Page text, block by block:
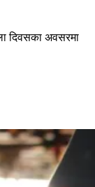
दिवसका अवसरमा